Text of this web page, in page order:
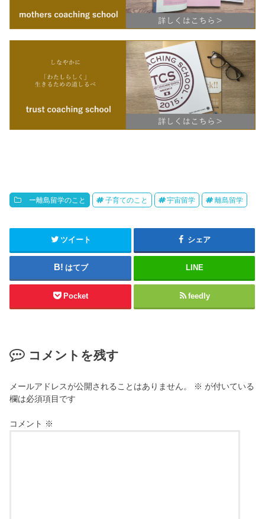
ー離島留学のこと 子育てのこと 宇宙留学 離島留学
ツイート シェア
はてブ LINE
Pocket feedly
コメントを残す
メールアドレスが公開されることはありません。 ※ が付いている
欄は必須項目です
コメント ※